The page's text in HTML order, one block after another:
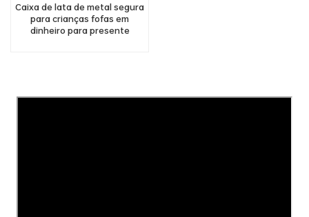
Caixa de lata de metal segura
para crianças fofas em
dinheiro para presente